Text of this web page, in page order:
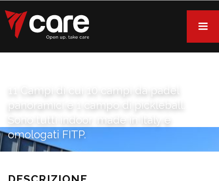
11 Campi di cui 10 campi da padel
panoramici e 1 campo di pickleball.
Sono tutti indoor, made in Italy e
omologati FITP.